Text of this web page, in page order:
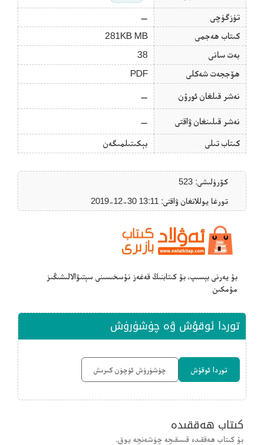
تۈزگۈچى
—
كىتاب ھەجمى
281KB MB
بەت سانى
38
ھۆججەت شەكلى
PDF
نەشر قىلغان ئورۇن —
نەشر قىلىنغان ۋاقتى —
كىتاب تىلى بېكىتىلمىگەن
كۆرۈلىشى: 523
تورغا يوللانغان ۋاقتى: ‎2019-12-30 13:11
بۇ يەرنى بېسىپ، بۇ كىتابنىڭ قەغەز نۇسخىسىنى سېتىۋالالىشىڭىز
مۇمكىن
توردا ئوقۇش ۋە چۈشۈرۈش
توردا ئوقۇش چۈشۈرۈش ئۈچۈن كىرىش
كىتاب ھەققىدە
بۇ كىتاب ھەققىدە قىسقىچە چۈشەنچە يوق.